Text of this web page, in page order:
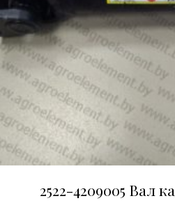
2522-4209005 Вал